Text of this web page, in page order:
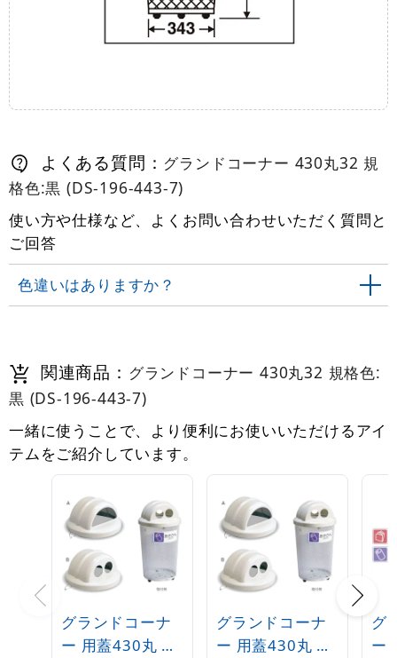
よくある質問： グランドコーナー 430丸32 規
格色:黒 (DS-196-443-7)
使い方や仕様など、よくお問い合わせいただく質問と
ご回答
色違いはありますか？
関連商品： グランドコーナー 430丸32 規格色:
黒 (DS-196-443-7)
一緒に使うことで、より便利にお使いいただけるアイ
テムをご紹介しています。
グランドコーナ
ー 用蓋430丸 フ
グランドコーナ
ー 用蓋430丸 フ
グ
ー